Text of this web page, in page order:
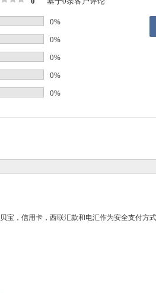
0%
0%
0%
0%
0%
贝宝，信用卡，西联汇款和电汇作为安全支付方